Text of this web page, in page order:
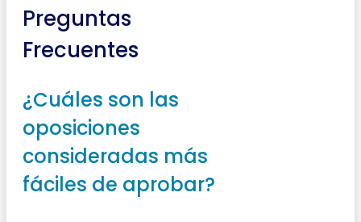
Preguntas
Frecuentes
¿Cuáles son las
oposiciones
consideradas más
fáciles de aprobar?